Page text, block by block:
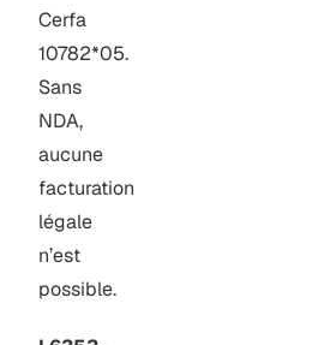
Cerfa
10782*05.
Sans
NDA,
aucune
facturation
légale
n’est
possible.